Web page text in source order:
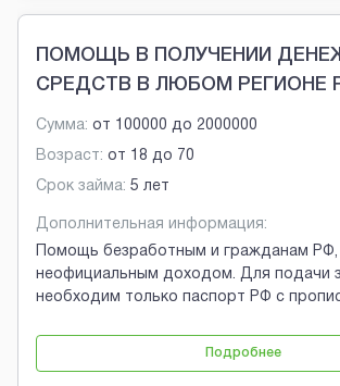
ПОМОЩЬ В ПОЛУЧЕНИИ
СРЕДСТВ В ЛЮБОМ РЕГИОНЕ
Сумма: от 100000 до 2000000
Возраст: от 18 до 70
Срок займа: 5 лет
Дополнительная информация:
Помощь безработным и гражданам РФ,
неофициальным доходом. Для подачи
необходим только паспорт РФ с
Подробнее